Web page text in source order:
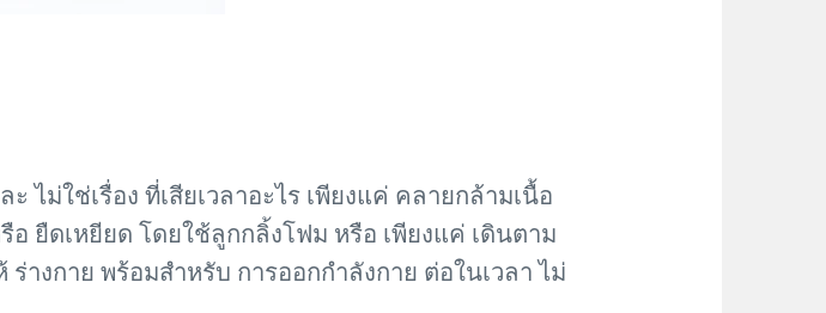
ไม่ใช่เรื่อง ที่เสียเวลาอะไร เพียงแค่ คลายกล้ามเนื้อ
ยืดเหยียด โดยใช้ลูกกลิ้งโฟม หรือ เพียงแค่ เดินตาม
างกาย พร้อมสำหรับ การออกกำลังกาย ต่อในเวลา ไม่